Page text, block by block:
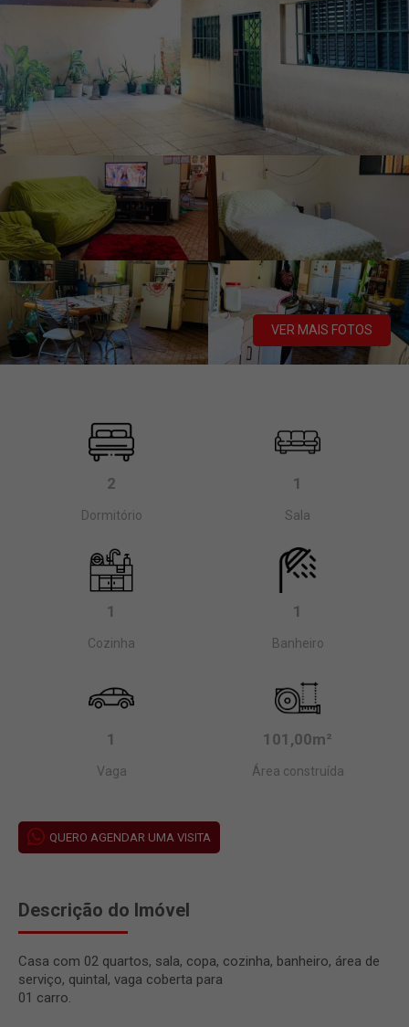
VER MAIS FOTOS
2
Dormitório
1
Sala
1
Cozinha
1
Banheiro
1
Vaga
101,00m²
Área construída
QUERO AGENDAR UMA VISITA
Descrição do Imóvel
Casa com 02 quartos, sala, copa, cozinha, banheiro, área de
serviço, quintal, vaga coberta para
01 carro.